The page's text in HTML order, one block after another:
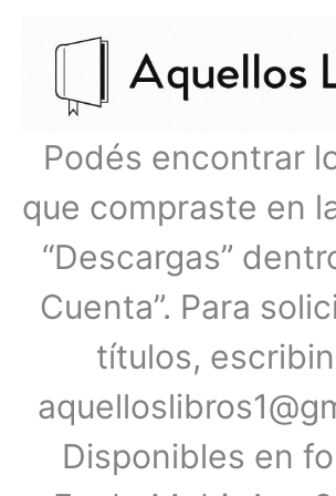
Podés encontrar
que compraste en
“Descargas”
Cuenta”. Para
títulos,
Disponibles en
principal